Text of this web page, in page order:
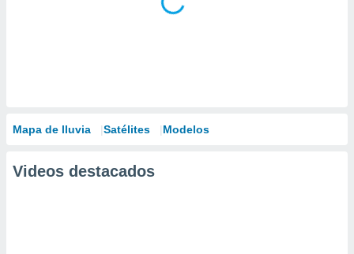
Mapa de lluvia Satélites Modelos
Videos destacados